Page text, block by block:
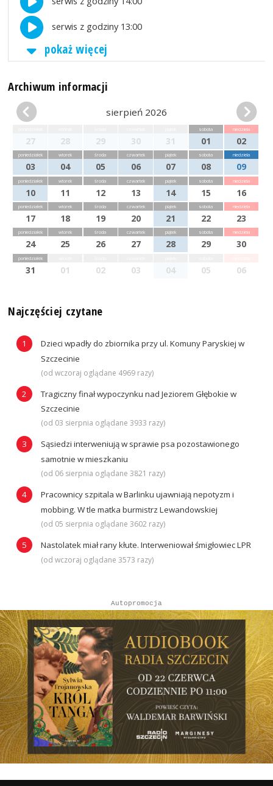
serwis z godziny 13:00
pokaż więcej
Archiwum informacji
sierpień 2026
27 28 29 30 31
sobota
01
niedziela
02
poniedziałek
03
wtorek
04
środa
05
czwartek
06
piątek
07
sobota
08
niedziela
09
poniedziałek
10
wtorek
11
środa
12
czwartek
13
piątek
14
sobota
15
niedziela
16
poniedziałek
17
wtorek
18
środa
19
czwartek
20
piątek
21
sobota
22
niedziela
23
poniedziałek
24
wtorek
25
środa
26
czwartek
27
piątek
28
sobota
29
niedziela
30
poniedziałek
31 01 02 03 04 05 06
Najczęściej czytane
Dzieci wpadły do zbiornika przy ul. Komuny Paryskiej w
Szczecinie
(od wczoraj oglądane 4969 razy)
Tragiczny finał wypoczynku nad Jeziorem Głębokie w
Szczecinie
(od 03 sierpnia oglądane 3933 razy)
Sąsiedzi interweniują w sprawie psa pozostawionego
samotnie w mieszkaniu
(od 06 sierpnia oglądane 3821 razy)
Pracownicy szpitala w Barlinku ujawniają nepotyzm i
mobbing. W tle matka burmistrz Lewandowskiej
(od 05 sierpnia oglądane 3602 razy)
Nastolatek miał rany kłute. Interweniował śmigłowiec LPR
(od wczoraj oglądane 3573 razy)
Autopromocja